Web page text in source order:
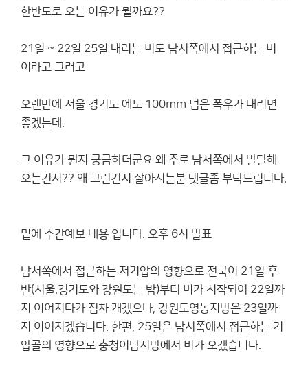
한반도로 오는 이유가 뭘까요??
21일 ~ 22일 25일 내리는 비도 남서쪽에서 접근하는 비
이라고 그러고
오랜만에 서울 경기도 에도 100mm 넘은 폭우가 내리면
좋겠는데.
그 이유가 뭔지 궁금하더군요 왜 주로 남서쪽에서 발달해
오는건지?? 왜 그런건지 잘아시는분 댓글좀 부탁드립니다.
밑에 주간예보 내용 입니다. 오후 6시 발표
남서쪽에서 접근하는 저기압의 영향으로 전국이 21일 후
반(서울.경기도와 강원도는 밤)부터 비가 시작되어 22일까
지 이어지다가 점차 개겠으나, 강원도영동지방은 23일까
지 이어지겠습니다. 한편, 25일은 남서쪽에서 접근하는 기
압골의 영향으로 충청이남지방에서 비가 오겠습니다.